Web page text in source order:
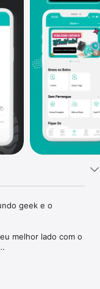
geek e o
melhor lado com o